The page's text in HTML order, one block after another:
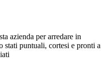
azienda per arredare in
stati puntuali, cortesi e pronti a